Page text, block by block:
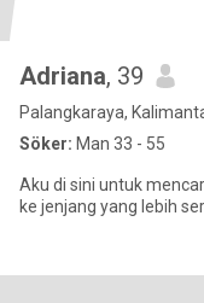
Adriana, 39
Palangkaraya,
Söker: Man 33 - 55
Aku di sini untuk
ke jenjang yang lebih